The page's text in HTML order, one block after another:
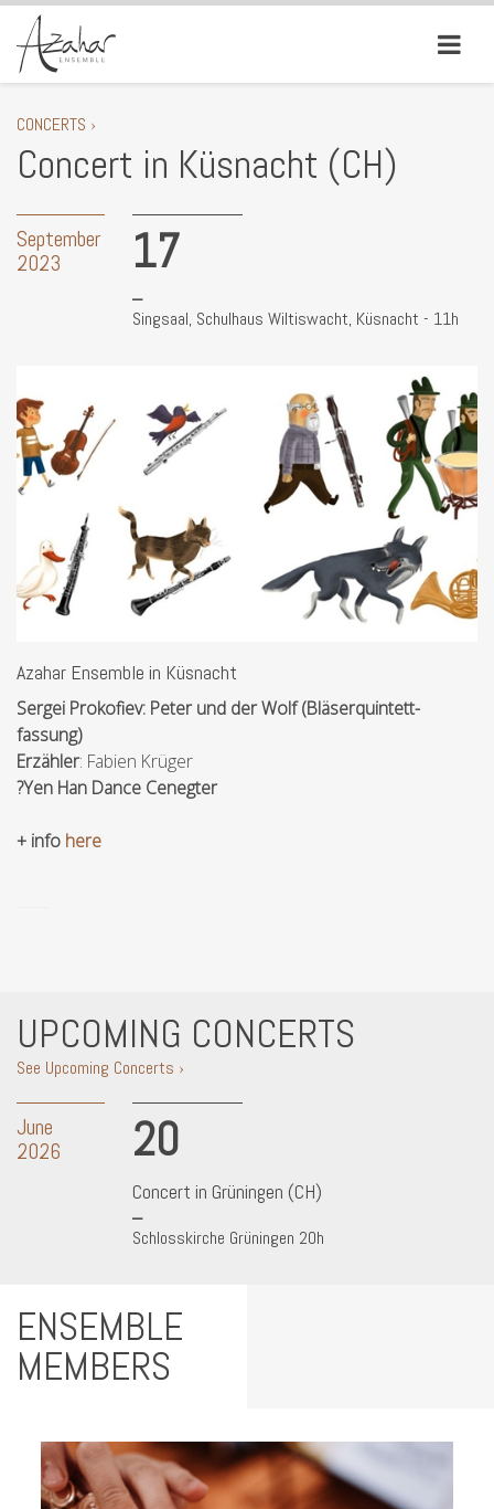
CONCERTS ›
Concert in Küsnacht (CH)
September
2023
17
Singsaal, Schulhaus Wiltiswacht, Küsnacht - 11h
Azahar Ensemble in Küsnacht
Sergei Prokofiev: Peter und der Wolf (Bläserquintett-
fassung)
Erzähler: Fabien Krüger
?Yen Han Dance Cenegter
+ info here
UPCOMING CONCERTS
See Upcoming Concerts ›
June
2026
20
Concert in Grüningen (CH)
Schlosskirche Grüningen 20h
ENSEMBLE
MEMBERS